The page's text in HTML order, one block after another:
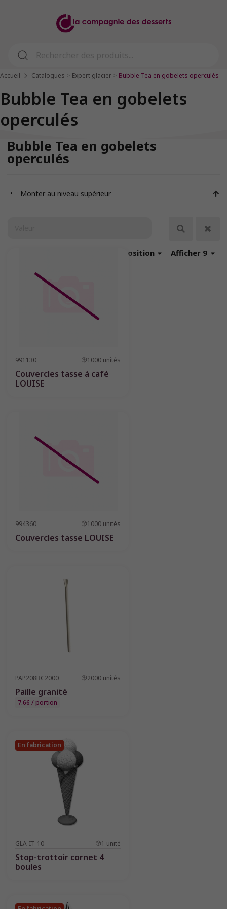
Accueil Catalogues > Expert glacier > Bubble Tea en gobelets operculés
Bubble Tea en gobelets
operculés
Bubble Tea en gobelets
operculés
Monter au niveau supérieur
Afficher 9
par position
991130 1000 unités
Couvercles tasse à café
LOUISE
994360 1000 unités
Couvercles tasse LOUISE
PAP208BC2000 2000 unités
Paille granité
7.66 / portion
En fabrication
GLA-IT-10 1 unité
Stop-trottoir cornet 4
boules